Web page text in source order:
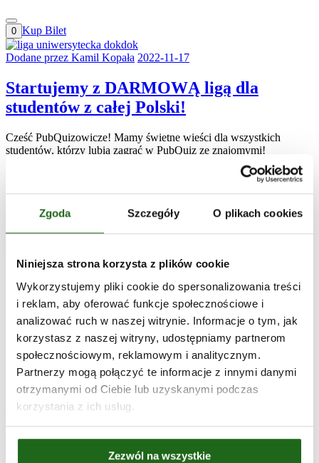
Zgoda Szczegóły O plikach cookies
Niniejsza strona korzysta z plików cookie
Wykorzystujemy pliki cookie do spersonalizowania treści
i reklam, aby oferować funkcje społecznościowe i
analizować ruch w naszej witrynie. Informacje o tym, jak
korzystasz z naszej witryny, udostępniamy partnerom
społecznościowym, reklamowym i analitycznym.
Partnerzy mogą połączyć te informacje z innymi danymi
otrzymanymi od Ciebie lub uzyskanymi podczas
korzystania z ich usług.
Zezwól na wszystkie
0 Kup Bilet
Dodane przez Kamil Kopała 2022-11-17
Startujemy z DARMOWĄ ligą dla
studentów z całej Polski!
Cześć PubQuizowicze! Mamy świetne wieści dla wszystkich
studentów, którzy lubią zagrać w PubQuiz ze znajomymi!
Startujemy z DokDok Ligą Uniwersytecką, czyli darmowymi
rozgrywkami dla wszystkich studentów. W puli nagród jest aż 6000
Czytaj więcej
Aktualności 55
Ciekawostki 5
Quizy 38
Święta i okazje 3
Ostatnie wpisy
Finały PubQuizów na przestrzeni lat